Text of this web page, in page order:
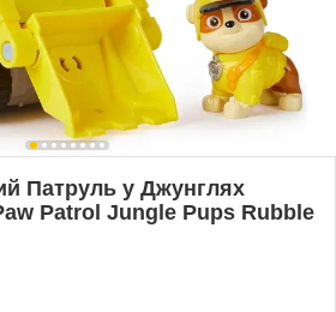
Патруль у Джунглях
Patrol Jungle Pups Rubble